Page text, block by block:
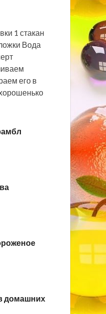
1 стакан
Вода
его в
домашних